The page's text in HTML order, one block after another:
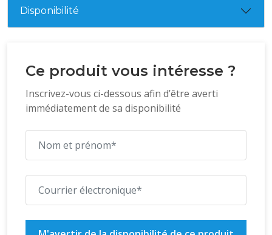
Disponibilité
Ce produit vous intéresse ?
Inscrivez-vous ci-dessous afin d’être averti
immédiatement de sa disponibilité